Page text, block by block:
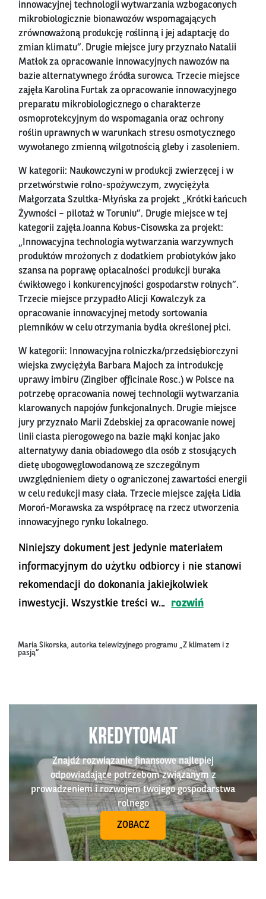
innowacyjnej technologii wytwarzania wzbogaconych
mikrobiologicznie bionawozów wspomagających
zrównoważoną produkcję roślinną i jej adaptację do
zmian klimatu”. Drugie miejsce jury przyznało Natalii
Matłok za opracowanie innowacyjnych nawozów na
bazie alternatywnego źródła surowca. Trzecie miejsce
zajęła Karolina Furtak za opracowanie innowacyjnego
preparatu mikrobiologicznego o charakterze
osmoprotekcyjnym do wspomagania oraz ochrony
roślin uprawnych w warunkach stresu osmotycznego
wywołanego zmienną wilgotnością gleby i zasoleniem.
W kategorii: Naukowczyni w produkcji zwierzęcej i w
przetwórstwie rolno-spożywczym, zwyciężyła
Małgorzata Szultka-Młyńska za projekt „Krótki Łańcuch
Żywności – pilotaż w Toruniu”. Drugie miejsce w tej
kategorii zajęła Joanna Kobus-Cisowska za projekt:
„Innowacyjna technologia wytwarzania warzywnych
produktów mrożonych z dodatkiem probiotyków jako
szansa na poprawę opłacalności produkcji buraka
ćwikłowego i konkurencyjności gospodarstw rolnych”.
Trzecie miejsce przypadło Alicji Kowalczyk za
opracowanie innowacyjnej metody sortowania
plemników w celu otrzymania bydła określonej płci.
W kategorii: Innowacyjna rolniczka/przedsiębiorczyni
wiejska zwyciężyła Barbara Majoch za introdukcję
uprawy imbiru (Zingiber officinale Rosc.) w Polsce na
potrzebę opracowania nowej technologii wytwarzania
klarowanych napojów funkcjonalnych. Drugie miejsce
jury przyznało Marii Zdebskiej za opracowanie nowej
linii ciasta pierogowego na bazie mąki konjac jako
alternatywy dania obiadowego dla osób z stosujących
dietę ubogowęglowodanową ze szczególnym
uwzględnieniem diety o ograniczonej zawartości energii
w celu redukcji masy ciała. Trzecie miejsce zajęła Lidia
Moroń-Morawska za współpracę na rzecz utworzenia
innowacyjnego rynku lokalnego.
Niniejszy dokument jest jedynie materiałem
informacyjnym do użytku odbiorcy i nie stanowi
rekomendacji do dokonania jakiejkolwiek
inwestycji. Wszystkie treści w...
rozwiń
Maria Sikorska, autorka telewizyjnego programu „Z klimatem i z
pasją”
KREDYTOMAT
Znajdź rozwiązanie finansowe najlepiej
odpowiadające potrzebom związanym z
prowadzeniem i rozwojem twojego gospodarstwa
rolnego
ZOBACZ